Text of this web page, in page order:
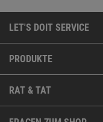
LET'S DOIT SERVICE
PRODUKTE
RAT & TAT